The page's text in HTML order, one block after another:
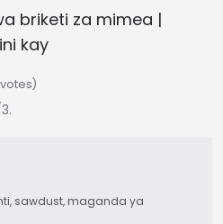
briketi za mimea |
kay
sawdust, maganda ya